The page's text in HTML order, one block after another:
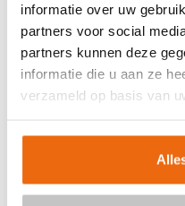
informatie over uw
partners voor social
partners kunnen deze
informatie die u aan ze
verzameld op basis van
BETON
Ben je op zoek naar een
goedkoop beton kan
ons aan het juiste adres.
in Bemmel bestellen is
type beton, de optionele